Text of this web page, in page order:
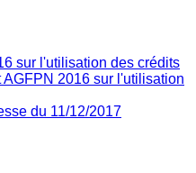
sur l'utilisation des crédits
AGFPN 2016 sur l'utilisation
du 11/12/2017